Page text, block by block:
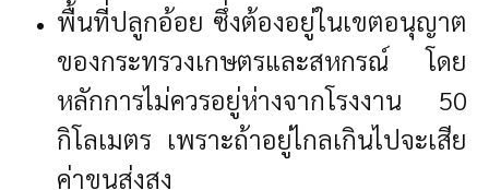
พื้นที่ปลูกอ้อย ซึ่งต้องอยู่ในเขตอนุญาต
ของกระทรวงเกษตรและสหกรณ์ โดย
หลักการไม่ควรอยู่ห่างจากโรงงาน 50
กิโลเมตร เพราะถ้าอยู่ไกลเกินไปจะเสีย
ค่าขนส่งสูง